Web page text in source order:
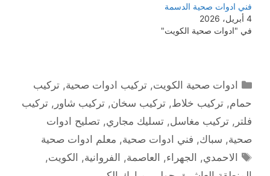
فني ادوات صحية الدسمة
4 أبريل، 2026
في "ادوات صحية الكويت"
التصنيفات
ادوات صحية الكويت,تركيب ادوات صحية,تركيب
حمام, تركيب خلاط, تركيب سخان, تركيب شاور , تركيب
فلتر , تركيب مغاسل, تسليك مجاري, تصليح ادوات
صحية, سباك, فني ادوات صحية, معلم ادوات صحية
الوسوم
الاحمدي, الجهراء, العاصمة, الفروانية, الكويت,